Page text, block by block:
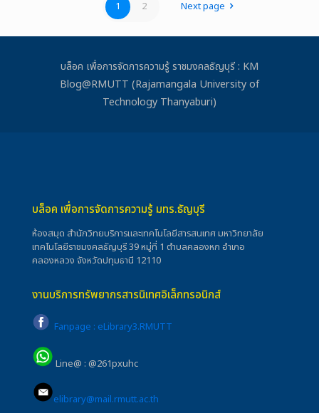
1 2 Next page
บล็อค เพื่อการจัดการความรู้ ราชมงคลธัญบุรี : KM
Blog@RMUTT (Rajamangala University of
Technology Thanyaburi)
บล็อค เพื่อการจัดการความรู้ มทร.ธัญบุรี
ห้องสมุด สำนักวิทยบริการและเทคโนโลยีสารสนเทศ มหาวิทยาลัย
เทคโนโลยีราชมงคลธัญบุรี 39 หมู่ที่ 1 ตำบลคลองหก อำเภอ
คลองหลวง จังหวัดปทุมธานี 12110
งานบริการทรัพยากรสารนิเทศอิเล็กทรอนิกส์
Fanpage : eLibrary3.RMUTT
Line@ : @261pxuhc
elibrary@mail.rmutt.ac.th